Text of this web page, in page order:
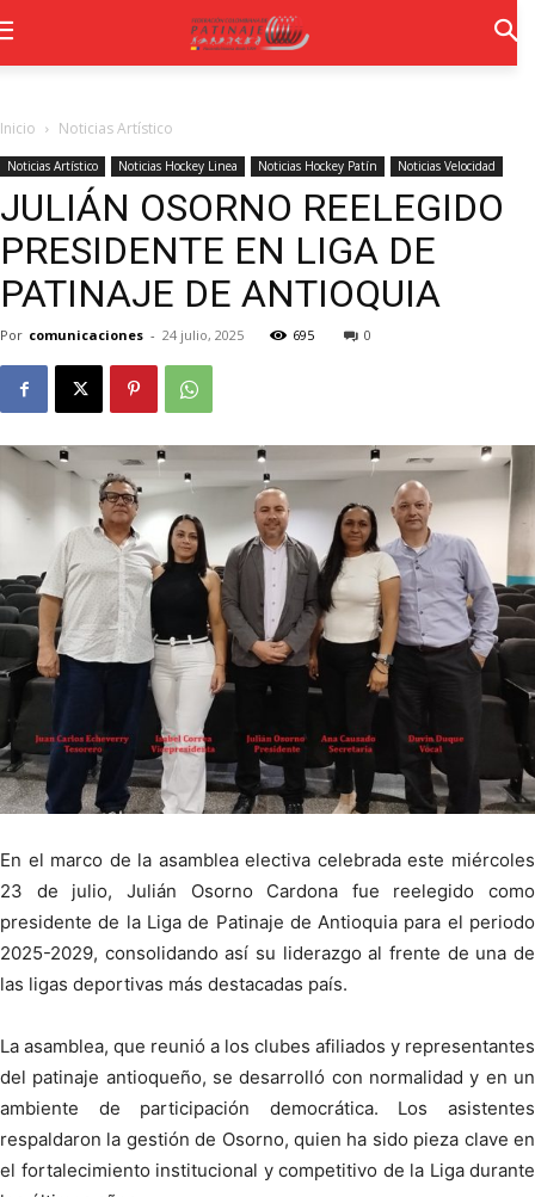
Inicio Noticias Artístico
Noticias Artístico Noticias Hockey Linea Noticias Hockey Patín Noticias Velocidad
JULIÁN OSORNO REELEGIDO
PRESIDENTE EN LIGA DE
PATINAJE DE ANTIOQUIA
Por comunicaciones - 24 julio, 2025 695 0
En el marco de la asamblea electiva celebrada este miércoles
23 de julio, Julián Osorno Cardona fue reelegido como
presidente de la Liga de Patinaje de Antioquia para el periodo
2025-2029, consolidando así su liderazgo al frente de una de
las ligas deportivas más destacadas país.
La asamblea, que reunió a los clubes afiliados y representantes
del patinaje antioqueño, se desarrolló con normalidad y en un
ambiente de participación democrática. Los asistentes
respaldaron la gestión de Osorno, quien ha sido pieza clave en
el fortalecimiento institucional y competitivo de la Liga durante